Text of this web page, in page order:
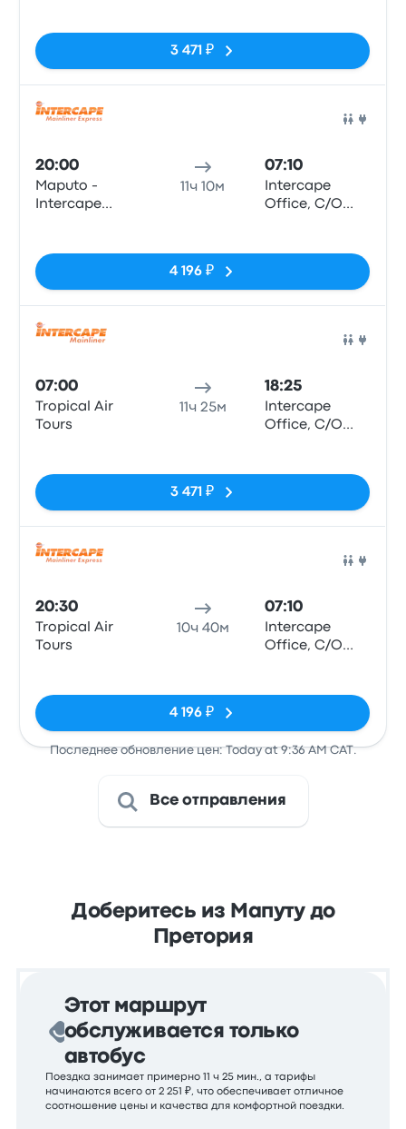
1129 r/c
Street (Pretoria
3 471 ₽
20:00
Maputo -
Intercape
1129 r/c
11ч 10м
07:10
Intercape
Office, C/O
Street (Pretoria
4 196 ₽
07:00
Tropical Air
Tours
11ч 25м
18:25
Intercape
Office, C/O
Street (Pretoria
3 471 ₽
20:30
Tropical Air
Tours
10ч 40м
07:10
Intercape
Office, C/O
Street (Pretoria
4 196 ₽
Последнее обновление цен: Today at 9:36 AM CAT.
Все отправления
Доберитесь из Мапуту до
Претория
Этот маршрут
обслуживается только
автобус
Поездка занимает примерно 11 ч 25 мин., а тарифы
начинаются всего от 2 251 ₽, что обеспечивает отличное
соотношение цены и качества для комфортной поездки.